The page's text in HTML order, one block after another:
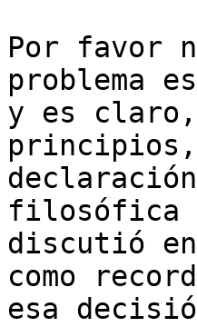
Por favor
problema
y es
principios,
filosófica
discutió
como
esa